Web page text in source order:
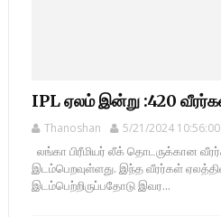
IPL ஏலம் இன்று :420
Thanoshan 5/21/2024
லங்கா பிரீமியர் லீக் தொடருக்கான
இடம்பெறவுள்ளது. இந்த வீரர்கள்
இடம்பெற்றிருப்பதோடு இவர...